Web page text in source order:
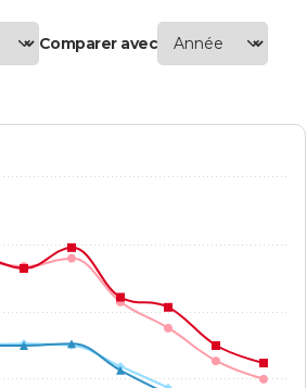
Comparer avec